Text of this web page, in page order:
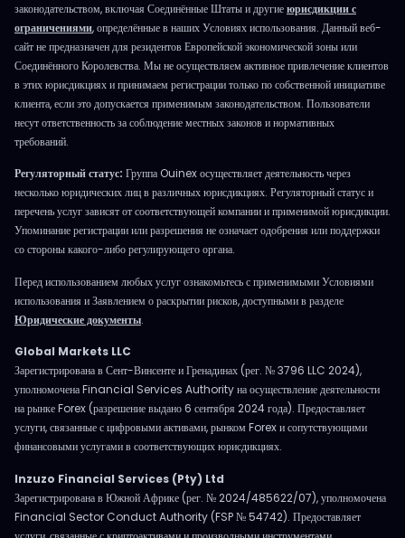
законодательством, включая Соединённые Штаты и другиеюрисдикции с
ограничениями, определённые в наших Условиях использования. Данный веб-
сайт не предназначен для резидентов Европейской экономической зоны или
Соединённого Королевства. Мы не осуществляем активное привлечение клиентов
в этих юрисдикциях и принимаем регистрации только по собственной инициативе
клиента, если это допускается применимым законодательством. Пользователи
несут ответственность за соблюдение местных законов и нормативных
требований.
Регуляторный статус: Группа Ouinex осуществляет деятельность через
несколько юридических лиц в различных юрисдикциях. Регуляторный статус и
перечень услуг зависят от соответствующей компании и применимой юрисдикции.
Упоминание регистрации или разрешения не означает одобрения или поддержки
со стороны какого-либо регулирующего органа.
Перед использованием любых услуг ознакомьтесь с применимыми Условиями
использования и Заявлением о раскрытии рисков, доступными в разделе
Юридические документы.
Global Markets LLC
Зарегистрирована в Сент-Винсенте и Гренадинах (рег. № 3796 LLC 2024),
уполномочена Financial Services Authority на осуществление деятельности
на рынке Forex (разрешение выдано 6 сентября 2024 года). Предоставляет
услуги, связанные с цифровыми активами, рынком Forex и сопутствующими
финансовыми услугами в соответствующих юрисдикциях.
Inzuzo Financial Services (Pty) Ltd
Зарегистрирована в Южной Африке (рег. № 2024/485622/07), уполномочена
Financial Sector Conduct Authority (FSP № 54742). Предоставляет